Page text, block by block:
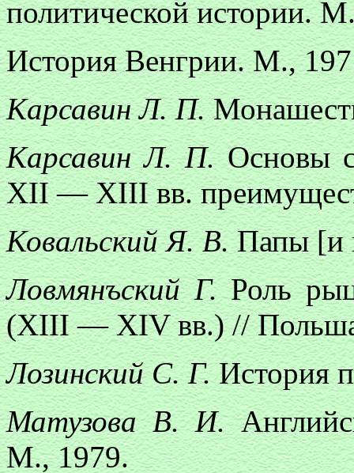
политической истории.
История Венгрии. М.,
Карсавин Л. П.
Карсавин Л. П.Основы
ХII — ХIII вв.
Ковальский Я. В.Папы [и
Ловмянъский Г.Роль
(ХIII — XIV вв.) //
Лозинский С. Г.История
Матузова В. И.
М., 1979.